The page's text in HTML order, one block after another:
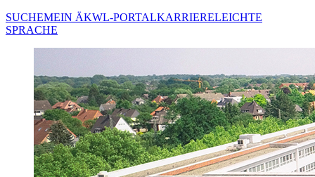
SUCHEMEIN ÄKWL-PORTALKARRIERELEICHTE
SPRACHE